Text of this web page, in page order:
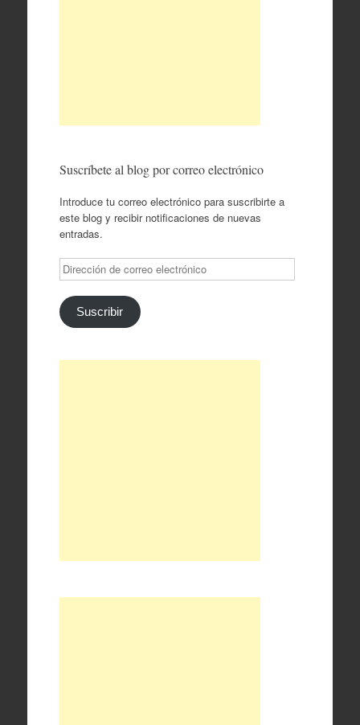
Suscríbete al blog por correo electrónico
Introduce tu correo electrónico para suscribirte a
este blog y recibir notificaciones de nuevas
entradas.
Dirección
de
correo
electrónico
Suscribir